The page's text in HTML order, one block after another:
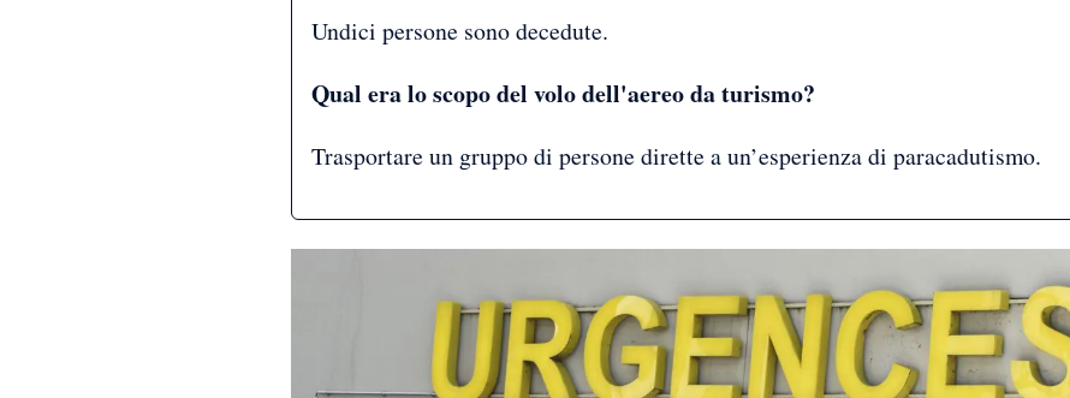
Undici persone sono decedute.
Qual era lo scopo del volo dell'aereo da turismo?
Trasportare un gruppo di persone dirette a un’esperienza di paracadutismo.